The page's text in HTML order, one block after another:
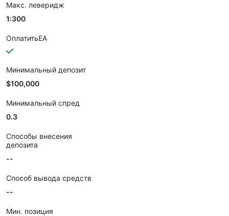
Макс. леверидж
1:300
ОплатитьEA
Минимальный депозит
$100,000
Минимальный спред
0.3
Способы внесения
депозита
--
Способ вывода средств
--
Мин. позиция